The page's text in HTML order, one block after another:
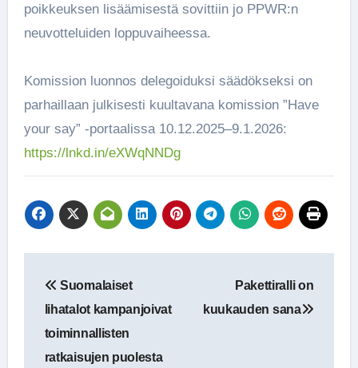
poikkeuksen lisäämisestä sovittiin jo PPWR:n
neuvotteluiden loppuvaiheessa.
Komission luonnos delegoiduksi säädökseksi on
parhaillaan julkisesti kuultavana komission ”Have
your say” -portaalissa 10.12.2025–9.1.2026:
https://lnkd.in/eXWqNNDg
selaus
Suomalaiset
lihatalot kampanjoivat
toiminnallisten
ratkaisujen puolesta
Pakettiralli on
kuukauden sana